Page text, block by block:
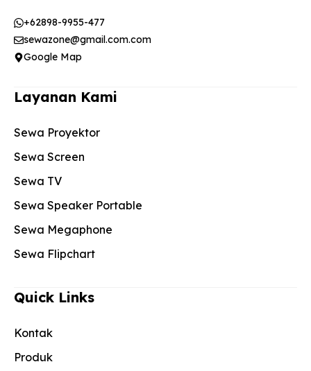
+62898-9955-477
sewazone@gmail.com.com
Google Map
Layanan Kami
Sewa Proyektor
Sewa Screen
Sewa TV
Sewa Speaker Portable
Sewa Megaphone
Sewa Flipchart
Quick Links
Kontak
Produk